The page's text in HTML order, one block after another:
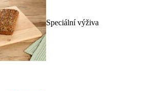
Speciální výživa